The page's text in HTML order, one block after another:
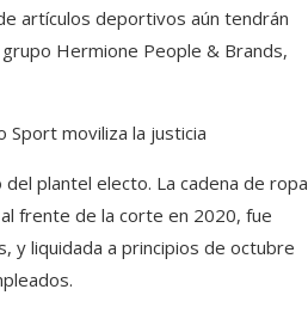
artículos deportivos aún tendrán
Hermione People & Brands,
Sport moviliza la justicia
plantel electo. La cadena de ropa
frente de la corte en 2020, fue
y liquidada a principios de octubre